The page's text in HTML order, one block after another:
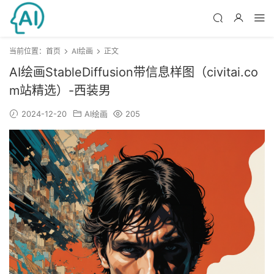
当前位置： 首页 AI绘画 正文
AI绘画StableDiffusion带信息样图（civitai.co
m站精选）-西装男
2024-12-20 AI绘画 205